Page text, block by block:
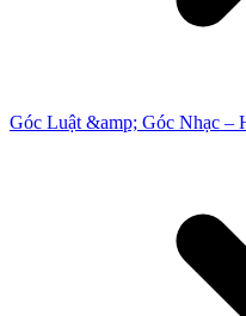
Góc Luật &amp; Góc Nhạc –